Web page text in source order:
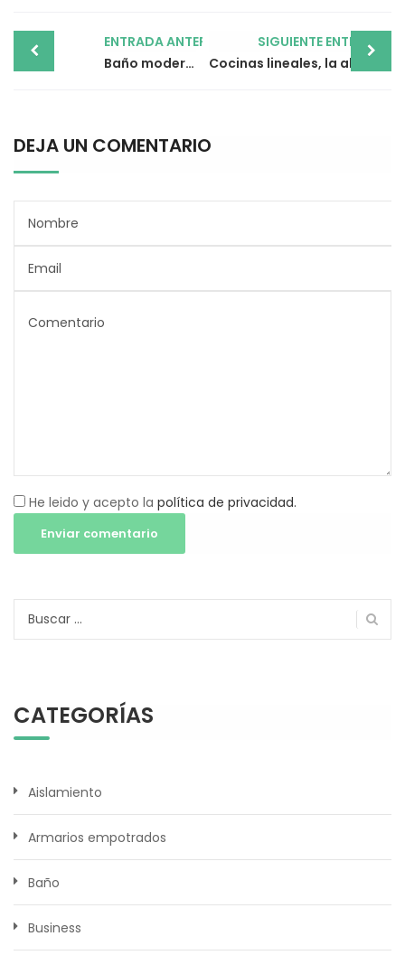
navigation
ENTRADA ANTERIOR
Baño moderno: cómo es un cuarto de baño del siglo XXI
SIGUIENTE ENTRADA
DEJA UN COMENTARIO
He leido y acepto la política de privacidad.
CATEGORÍAS
Aislamiento
Armarios empotrados
Baño
Business